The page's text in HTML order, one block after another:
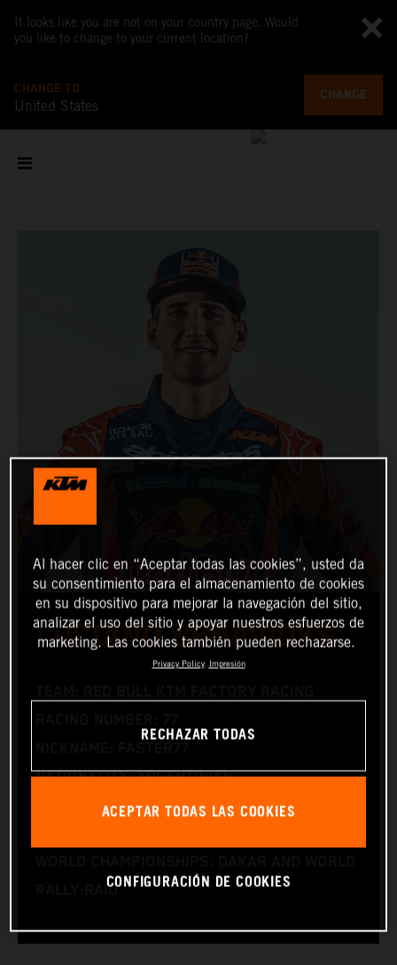
It looks like you are not on your country page. Would
you like to change to your current location?
CHANGE TO
United States
CHANGE
LUCIANO BENAVIDES
NATIONALITY: ARGENTINIAN
BIRTHDAY: 15.06.1995
RALLY-RAID
Al hacer clic en “Aceptar todas las cookies”, usted da
su consentimiento para el almacenamiento de cookies
en su dispositivo para mejorar la navegación del sitio,
analizar el uso del sitio y apoyar nuestros esfuerzos de
marketing. Las cookies también pueden rechazarse.
Privacy Policy Impresión
RECHAZAR TODAS
ACEPTAR TODAS LAS COOKIES
CONFIGURACIÓN DE COOKIES